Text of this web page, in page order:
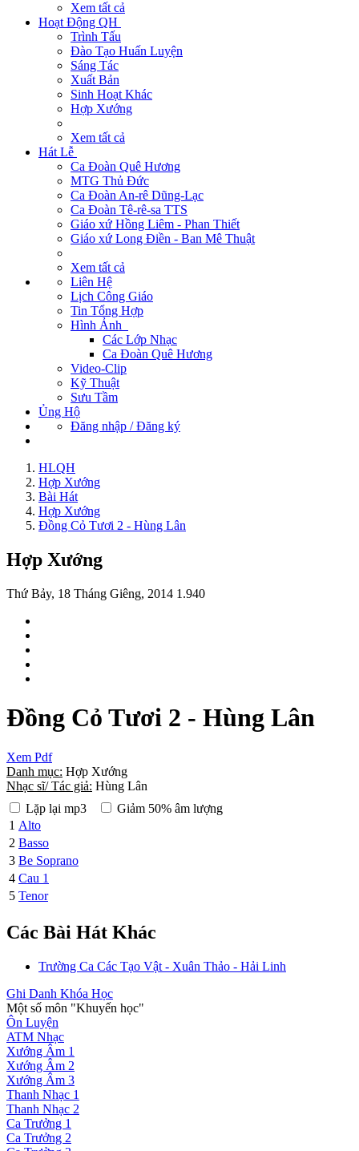
Xem tất cả
Hoạt Động QH
Trình Tấu
Đào Tạo Huấn Luyện
Sáng Tác
Xuất Bản
Sinh Hoạt Khác
Hợp Xướng
Xem tất cả
Hát Lễ
Ca Đoàn Quê Hương
MTG Thủ Đức
Ca Đoàn An-rê Dũng-Lạc
Ca Đoàn Tê-rê-sa TTS
Giáo xứ Hồng Liêm - Phan Thiết
Giáo xứ Long Điền - Ban Mê Thuật
Xem tất cả
Liên Hệ
Lịch Công Giáo
Tin Tổng Hợp
Hình Ảnh
Các Lớp Nhạc
Ca Đoàn Quê Hương
Video-Clip
Kỹ Thuật
Sưu Tầm
Ủng Hộ
Đăng nhập / Đăng ký
HLQH
Hợp Xướng
Bài Hát
Hợp Xướng
Đồng Cỏ Tươi 2 - Hùng Lân
Hợp Xướng
Thứ Bảy, 18 Tháng Giêng, 2014 1.940
Đồng Cỏ Tươi 2 - Hùng Lân
Xem Pdf
Danh mục: Hợp Xướng
Nhạc sĩ/ Tác giả: Hùng Lân
Lặp lại mp3
Giảm 50% âm lượng
1 Alto
2 Basso
3 Be Soprano
4 Cau 1
5 Tenor
Các Bài Hát Khác
Trường Ca Các Tạo Vật - Xuân Thảo - Hải Linh
Ghi Danh Khóa Học
Một số môn "Khuyến học"
Ôn Luyện
ATM Nhạc
Xướng Âm 1
Xướng Âm 2
Xướng Âm 3
Thanh Nhạc 1
Thanh Nhạc 2
Ca Trưởng 1
Ca Trưởng 2